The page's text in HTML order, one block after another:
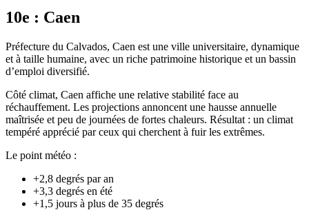
10e : Caen
Préfecture du Calvados, Caen est une ville universitaire, dynamique
et à taille humaine, avec un riche patrimoine historique et un bassin
d’emploi diversifié.
Côté climat, Caen affiche une relative stabilité face au
réchauffement. Les projections annoncent une hausse annuelle
maîtrisée et peu de journées de fortes chaleurs. Résultat : un climat
tempéré apprécié par ceux qui cherchent à fuir les extrêmes.
Le point météo :
+2,8 degrés par an
+3,3 degrés en été
+1,5 jours à plus de 35 degrés